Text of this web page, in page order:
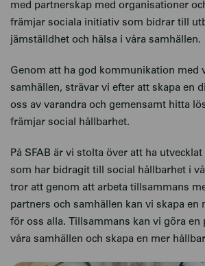
med partnerskap med organisationer
främjar sociala initiativ som bidrar till
jämställdhet och hälsa i våra samhällen.
Genom att ha god kommunikation med
samhällen, strävar vi efter att skapa en
oss av varandra och gemensamt hitta
främjar social hållbarhet.
På SFAB är vi stolta över att ha
som har bidragit till social hållbarhet i
tror att genom att arbeta tillsammans
partners och samhällen kan vi skapa en
för oss alla. Tillsammans kan vi göra en
våra samhällen och skapa en mer